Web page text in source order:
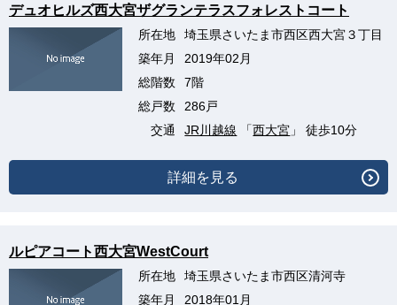
デュオヒルズ西大宮ザグランテラスフォレストコート
所在地
埼玉県さいたま市西区西大宮３丁目
築年月
2019年02月
総階数
7階
総戸数
286戸
交通
JR川越線 「西大宮 」 徒歩10分
詳細を見る
ルピアコート西大宮WestCourt
所在地
埼玉県さいたま市西区清河寺
築年月
2018年01月